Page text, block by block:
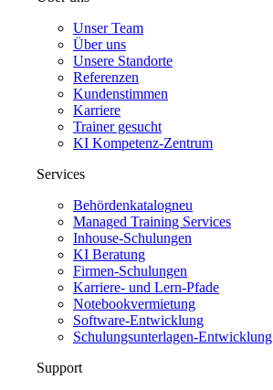
Unser Team
Über uns
Unsere Standorte
Referenzen
Kundenstimmen
Karriere
Trainer gesucht
KI Kompetenz-Zentrum
Services
Behördenkatalogneu
Managed Training Services
Inhouse-Schulungen
KI Beratung
Firmen-Schulungen
Karriere- und Lern-Pfade
Notebookvermietung
Software-Entwicklung
Schulungsunterlagen-Entwicklung
Support